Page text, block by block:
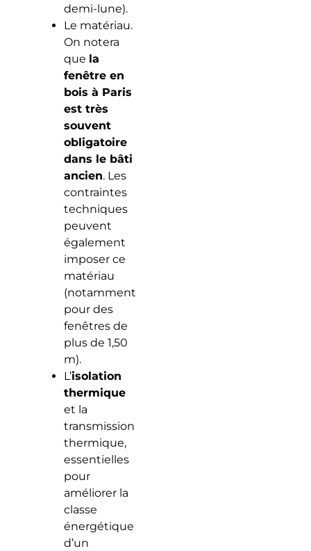
demi-lune).
Le matériau.
On notera
que la
fenêtre en
bois à Paris
est très
souvent
obligatoire
dans le bâti
ancien. Les
contraintes
techniques
peuvent
également
imposer ce
matériau
(notamment
pour des
fenêtres de
plus de 1,50
m).
L’isolation
thermique
et la
transmission
thermique,
essentielles
pour
améliorer la
classe
énergétique
d’un